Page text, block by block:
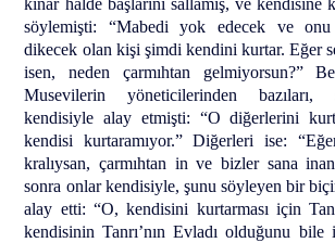
kınar halde başlarını sallamış, ve kendisine
söylemişti: “Mabedi yok edecek ve
dikecek olan kişi şimdi kendini kurtar. Eğer
isen, neden çarmıhtan gelmiyorsun?”
Musevilerin yöneticilerinden bazıları,
kendisiyle alay etmişti: “O diğerlerini
kendisi kurtaramıyor.” Diğerleri ise:
kralıysan, çarmıhtan in ve bizler sana
sonra onlar kendisiyle, şunu söyleyen bir
alay etti: “O, kendisini kurtarması için
kendisinin Tanrı’nın Evladı olduğunu